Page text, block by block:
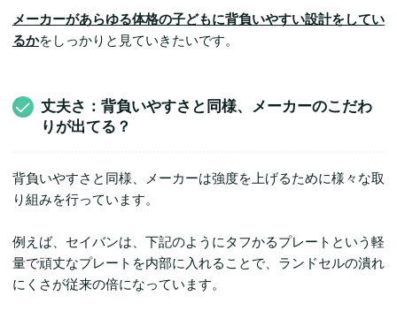
メーカーがあらゆる体格の子どもに背負いやすい設計をしてい
るかをしっかりと見ていきたいです。
丈夫さ：背負いやすさと同様、メーカーのこだわ
りが出てる？
背負いやすさと同様、メーカーは強度を上げるために様々な取
り組みを行っています。
例えば、セイバンは、下記のようにタフかるプレートという軽
量で頑丈なプレートを内部に入れることで、ランドセルの潰れ
にくさが従来の倍になっています。